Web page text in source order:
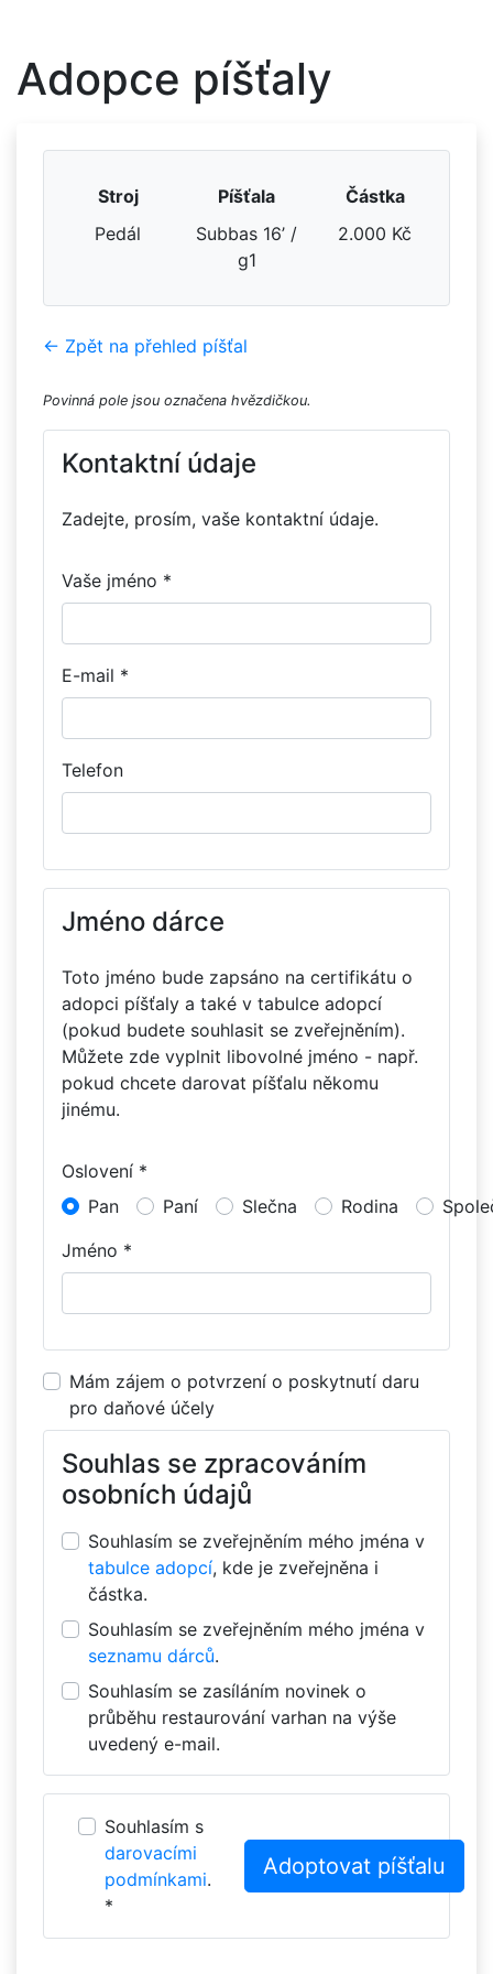
Adopce píšťaly
Stroj Píšťala
Částka
Pedál
Subbas 16’ /
g1
2.000 Kč
← Zpět na přehled píšťal
Povinná pole jsou označena hvězdičkou.
Kontaktní údaje
Zadejte, prosím, vaše kontaktní údaje.
Vaše jméno *
E-mail *
Telefon
Jméno dárce
Toto jméno bude zapsáno na certifikátu o
adopci píšťaly a také v tabulce adopcí
(pokud budete souhlasit se zveřejněním).
Můžete zde vyplnit libovolné jméno - např.
pokud chcete darovat píšťalu někomu
jinému.
Oslovení *
Pan
Paní Slečna Rodina
Jméno *
Mám zájem o potvrzení o poskytnutí daru
pro daňové účely
Souhlas se zpracováním
osobních údajů
Souhlasím se zveřejněním mého jména v
tabulce adopcí, kde je zveřejněna i
částka.
Souhlasím se zveřejněním mého jména v
seznamu dárců.
Souhlasím se zasíláním novinek o
průběhu restaurování varhan na výše
uvedený e-mail.
Souhlasím s
darovacími
podmínkami.
*